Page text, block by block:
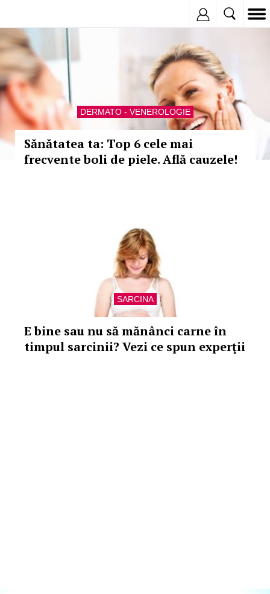
DERMATO - VENEROLOGIE
Sănătatea ta: Top 6 cele mai
frecvente boli de piele. Află cauzele!
SARCINA
E bine sau nu să mănânci carne în
timpul sarcinii? Vezi ce spun experţii